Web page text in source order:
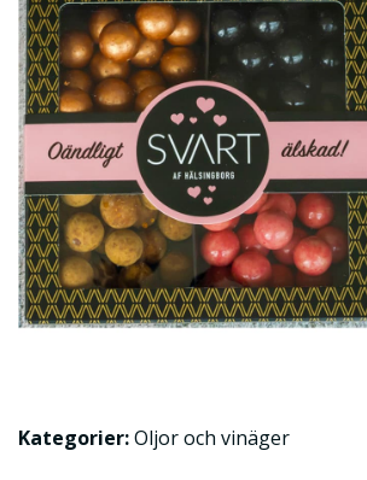
Kategorier:Oljor och vinäger